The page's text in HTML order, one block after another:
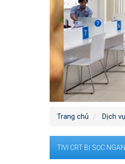
Trang chủ Dịch
TIVI CRT BỊ SỌC